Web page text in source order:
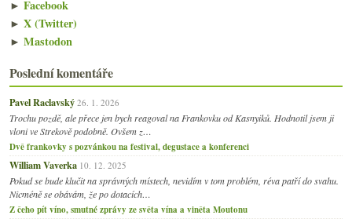
► Facebook
► X (Twitter)
► Mastodon
Poslední komentáře
Pavel Raclavský 26. 1. 2026
Trochu pozdě, ale přece jen bych reagoval na Frankovku od Kasnyiků. Hodnotil jsem ji
vloni ve Strekově podobně. Ovšem z…
Dvě frankovky s pozvánkou na festival, degustace a konferenci
William Vaverka 10. 12. 2025
Pokud se bude klučit na správných místech, nevidím v tom problém, réva patří do svahu.
Nicméně se obávám, že po dotacích…
Z čeho pít víno, smutné zprávy ze světa vína a viněta Moutonu